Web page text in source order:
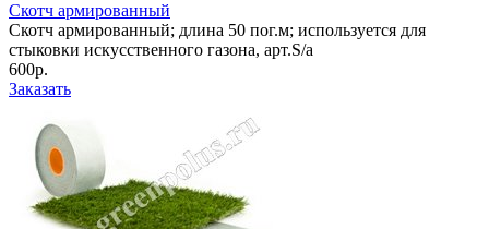
Скотч армированный
Скотч армированный; длина 50 пог.м; используется для
стыковки искусственного газона, арт.S/a
600р.
Заказать